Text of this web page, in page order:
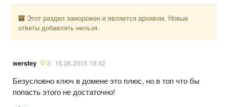
Этот раздел заморожен и является архивом. Новые
ответы добавлять нельзя.
werstey 3 16.08.2015 18:42
Безусловно ключ в домене это плюс, но в топ что бы
попасть этого не достаточно!